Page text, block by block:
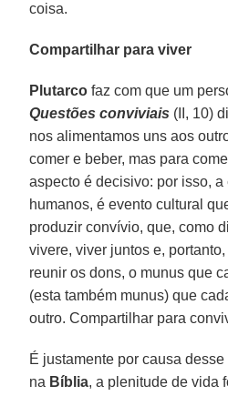
coisa.
Compartilhar para viver
Plutarco faz com que um
Questões conviviais (II, 10)
nos alimentamos uns aos
comer e beber, mas para
aspecto é decisivo: por isso, a
humanos, é evento cultural
produzir convívio, que, como
vivere, viver juntos e,
reunir os dons, o munus que
(esta também munus) que
outro. Compartilhar para
É justamente por causa
na Bíblia, a plenitude de vida